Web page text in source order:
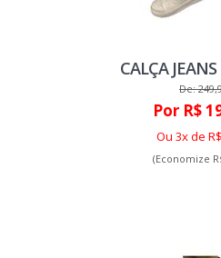
CALÇA
De:
Por R$
Ou 3x de
(Economize